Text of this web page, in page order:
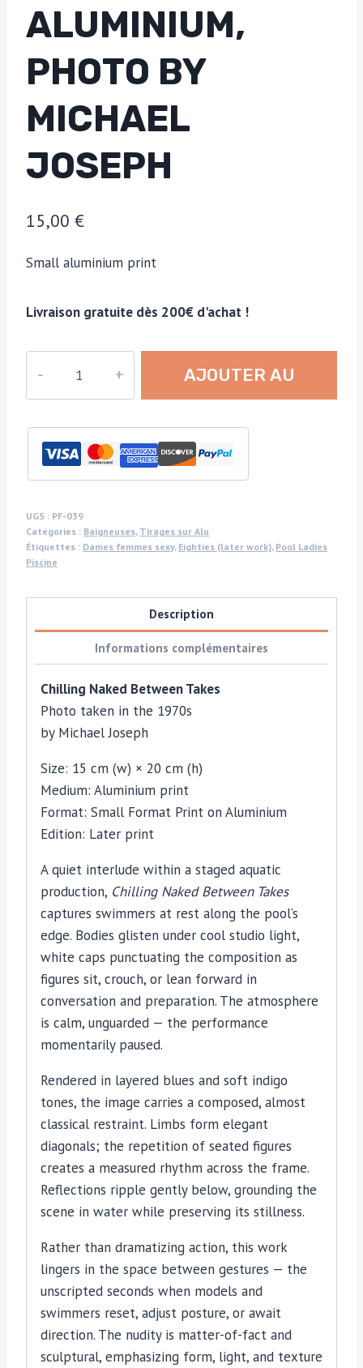
ALUMINIUM,
PHOTO BY
MICHAEL
JOSEPH
15,00 €
Small aluminium print
Livraison gratuite dès 200€ d'achat !
Chilling
Between
Takes
naked,
finish
blue-
toned
pool
aluminium,
photo
Michael
AJOUTER AU
PANIER
UGS : PF-039
Catégories : Baigneuses, Tirages sur Alu
Étiquettes : Dames femmes sexy, Eighties (later work), Pool Ladies
Piscine
Description
Informations complémentaires
Chilling Naked Between Takes
Photo taken in the 1970s
by Michael Joseph
Size: 15 cm (w) × 20 cm (h)
Medium: Aluminium print
Format: Small Format Print on Aluminium
Edition: Later print
A quiet interlude within a staged aquatic
production, Chilling Naked Between Takes
captures swimmers at rest along the pool’s
edge. Bodies glisten under cool studio light,
white caps punctuating the composition as
figures sit, crouch, or lean forward in
conversation and preparation. The atmosphere
is calm, unguarded — the performance
momentarily paused.
Rendered in layered blues and soft indigo
tones, the image carries a composed, almost
classical restraint. Limbs form elegant
diagonals; the repetition of seated figures
creates a measured rhythm across the frame.
Reflections ripple gently below, grounding the
scene in water while preserving its stillness.
Rather than dramatizing action, this work
lingers in the space between gestures — the
unscripted seconds when models and
swimmers reset, adjust posture, or await
direction. The nudity is matter-of-fact and
sculptural, emphasizing form, light, and texture